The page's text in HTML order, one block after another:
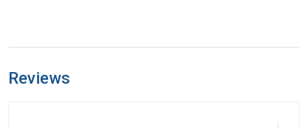
khách, công ty có trách nhiệm thông báo cho khách trước ngày khởi
Reviews